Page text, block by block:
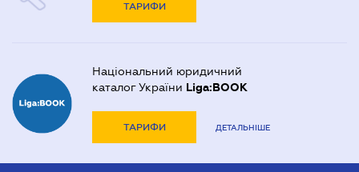
ТАРИФИ
Національний юридичний
каталог України Liga:BOOK
ТАРИФИ ДЕТАЛЬНІШЕ